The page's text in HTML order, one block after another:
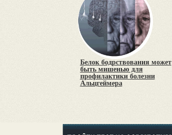
Белок бодрствования может
быть мишенью для
профилактики болезни
Альцгеймера